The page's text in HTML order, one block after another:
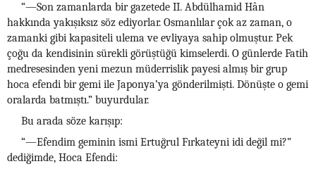
“—Son zamanlarda bir gazetede II. Abdülhamid Hân
hakkında yakışıksız söz ediyorlar. Osmanlılar çok az zaman, o
zamanki gibi kapasiteli ulema ve evliyaya sahip olmuştur. Pek
çoğu da kendisinin sürekli görüştüğü kimselerdi. O günlerde Fatih
medresesinden yeni mezun müderrislik payesi almış bir grup
hoca efendi bir gemi ile Japonya’ya gönderilmişti. Dönüşte o gemi
oralarda batmıştı.” buyurdular.
Bu arada söze karışıp:
“—Efendim geminin ismi Ertuğrul Fırkateyni idi değil mi?”
dediğimde, Hoca Efendi: